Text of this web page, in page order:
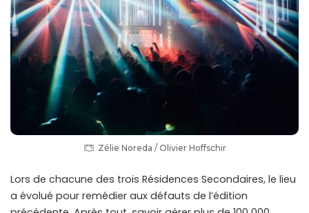
Zélie Noreda / Olivier Hoffschir
Lors de chacune des trois Résidences Secondaires, le lieu
a évolué pour remédier aux défauts de l’édition